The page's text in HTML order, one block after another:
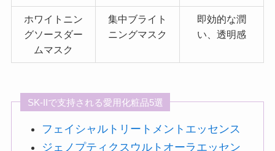
ホワイトニン
グソースダー
ムマスク
集中ブライト
ニングマスク
即効的な潤
い、透明感
SK-IIで支持される愛用化粧品5選
フェイシャルトリートメントエッセンス
ジェノプティクスウルトオーラエッセン